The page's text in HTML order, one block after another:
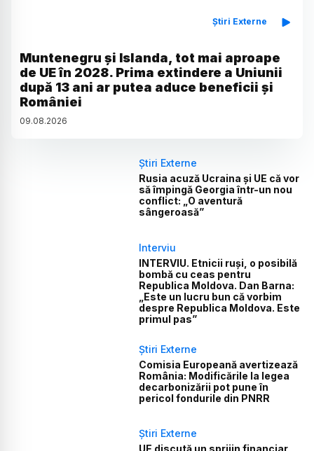
Știri Externe
Muntenegru și Islanda, tot mai aproape
de UE în 2028. Prima extindere a Uniunii
după 13 ani ar putea aduce beneficii și
României
09.08.2026
Știri Externe
Rusia acuză Ucraina și UE că vor
să împingă Georgia într-un nou
conflict: „O aventură
sângeroasă”
Interviu
INTERVIU. Etnicii ruși, o posibilă
bombă cu ceas pentru
Republica Moldova. Dan Barna:
„Este un lucru bun că vorbim
despre Republica Moldova. Este
primul pas”
Știri Externe
Comisia Europeană avertizează
România: Modificările la legea
decarbonizării pot pune în
pericol fondurile din PNRR
Știri Externe
UE discută un sprijin financiar